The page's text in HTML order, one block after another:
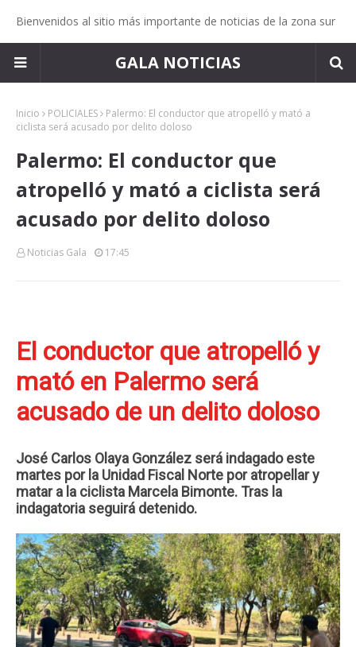
Bienvenidos al sitio más importante de noticias de la zona sur
GALA NOTICIAS
Inicio POLICIALES
Palermo: El conductor que atropelló y mató a
ciclista será acusado por delito doloso
Palermo: El conductor que
atropelló y mató a ciclista será
acusado por delito doloso
Noticias Gala 17:45
El conductor que atropelló y
mató en Palermo será
acusado de un delito doloso
José Carlos Olaya González será indagado este
martes por la Unidad Fiscal Norte por atropellar y
matar a la ciclista Marcela Bimonte. Tras la
indagatoria seguirá detenido.